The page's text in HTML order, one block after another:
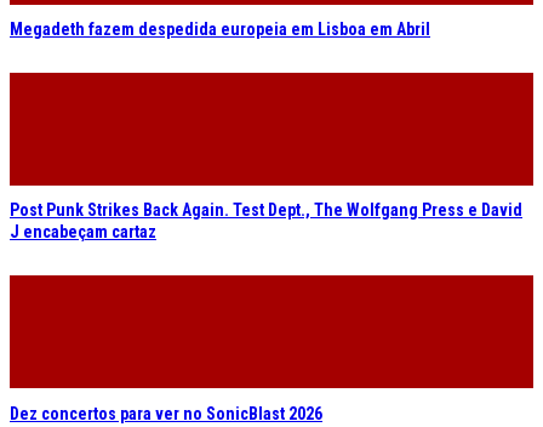
Megadeth fazem despedida europeia em Lisboa em Abril
Post Punk Strikes Back Again. Test Dept., The Wolfgang Press e David
J encabeçam cartaz
Dez concertos para ver no SonicBlast 2026